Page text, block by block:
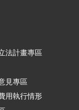
法計畫專區
見專區
用執行情形